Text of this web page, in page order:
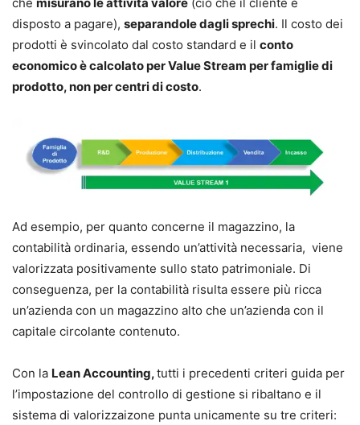
disposto a pagare), separandole dagli sprechi. Il costo dei
prodotti è svincolato dal costo standard e il conto
economico è calcolato per Value Stream per famiglie di
prodotto, non per centri di costo.
Ad esempio, per quanto concerne il magazzino, la
contabilità ordinaria, essendo un’attività necessaria, viene
valorizzata positivamente sullo stato patrimoniale. Di
conseguenza, per la contabilità risulta essere più ricca
un’azienda con un magazzino alto che un’azienda con il
capitale circolante contenuto.
Con la Lean Accounting,tutti i precedenti criteri guida per
l’impostazione del controllo di gestione si ribaltano e il
sistema di valorizzaizone punta unicamente su tre criteri: